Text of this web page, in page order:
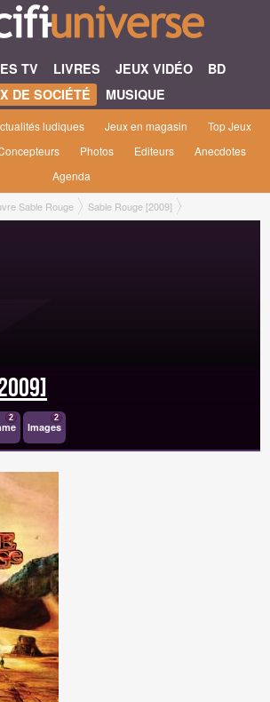
TV LIVRES JEUX VIDÉO
BD
DE SOCIÉTÉ
MUSIQUE
ludiques Jeux en magasin
Top Jeux
Photos Editeurs
Anecdotes
Agenda
Sable Rouge Sable Rouge [2009]
2
Images
2